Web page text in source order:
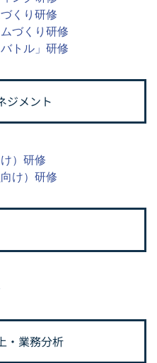
くり研修
づくり研修
トル」研修
ジメント
）研修
け）研修
・業務分析